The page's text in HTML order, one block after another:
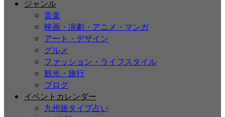
ジャンル
音楽
映画・演劇・アニメ・マンガ
アート・デザイン
グルメ
ファッション・ライフスタイル
観光・旅行
ブログ
イベントカレンダー
九州旅タイプ占い